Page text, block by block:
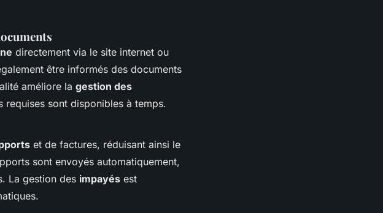
directement via le site internet ou
être informés des documents
améliore la gestion des
requises sont disponibles à temps.
et de factures, réduisant ainsi le
sont envoyés automatiquement,
La gestion des impayés est